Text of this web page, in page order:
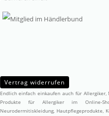
Vertrag widerrufen
Endlich einfach einkaufen auch für
Produkte für Allergiker im Online-
Neurodermitiskleidung, Hautpflegeprodukte,